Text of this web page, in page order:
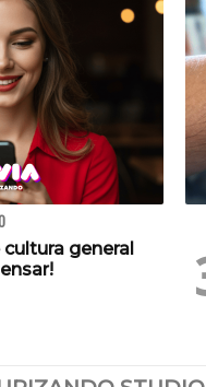
cultura general